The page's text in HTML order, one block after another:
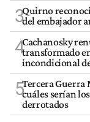
3Quirno
del embajador
4Cachanosky
transformado
incondicional
5Tercera
cuáles serían
derrotados